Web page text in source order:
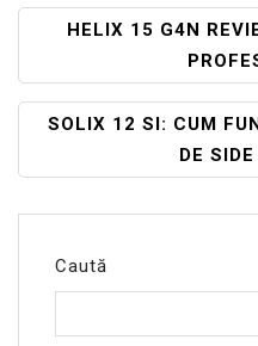
Navigare
În
Articole
HELIX 15 G4N
SOLIX 12 SI: CUM
DE
Caută